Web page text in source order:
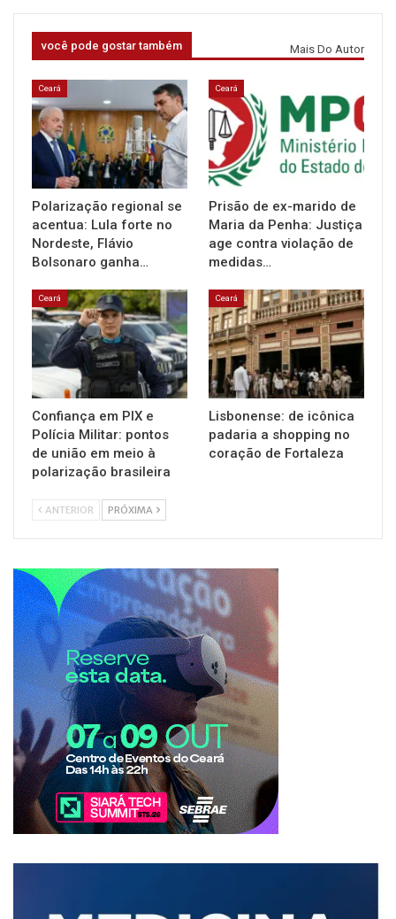
você pode gostar também Mais Do Autor
Ceará
Polarização regional se
acentua: Lula forte no
Nordeste, Flávio
Bolsonaro ganha…
Ceará
Prisão de ex-marido de
Maria da Penha: Justiça
age contra violação de
medidas…
Ceará
Confiança em PIX e
Polícia Militar: pontos
de união em meio à
polarização brasileira
Ceará
Lisbonense: de icônica
padaria a shopping no
coração de Fortaleza
ANTERIOR PRÓXIMA